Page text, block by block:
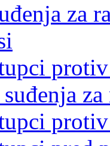
za
suđenja